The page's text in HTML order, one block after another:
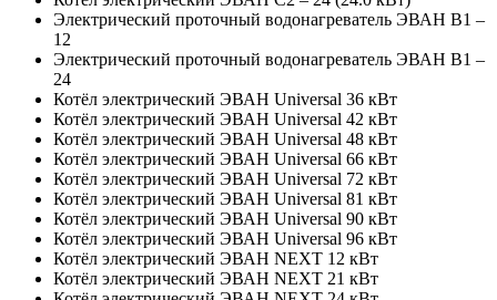
Электрический проточный водонагреватель ЭВАН В1 –
12
Электрический проточный водонагреватель ЭВАН В1 –
24
Котёл электрический ЭВАН Universal 36 кВт
Котёл электрический ЭВАН Universal 42 кВт
Котёл электрический ЭВАН Universal 48 кВт
Котёл электрический ЭВАН Universal 66 кВт
Котёл электрический ЭВАН Universal 72 кВт
Котёл электрический ЭВАН Universal 81 кВт
Котёл электрический ЭВАН Universal 90 кВт
Котёл электрический ЭВАН Universal 96 кВт
Котёл электрический ЭВАН NEXT 12 кВт
Котёл электрический ЭВАН NEXT 21 кВт